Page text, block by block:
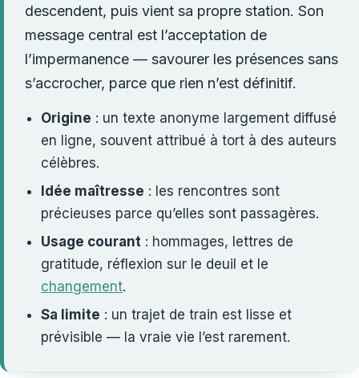
descendent, puis vient sa propre station. Son
message central est l’acceptation de
l’impermanence — savourer les présences sans
s’accrocher, parce que rien n’est définitif.
Origine : un texte anonyme largement diffusé
en ligne, souvent attribué à tort à des auteurs
célèbres.
Idée maîtresse : les rencontres sont
précieuses parce qu’elles sont passagères.
Usage courant : hommages, lettres de
gratitude, réflexion sur le deuil et le
changement.
Sa limite : un trajet de train est lisse et
prévisible — la vraie vie l’est rarement.